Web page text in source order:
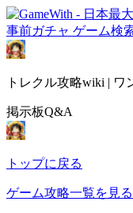
事前ガチャ ゲーム検
トレクル攻略wiki |
掲示板Q&A
トップに戻る
ゲーム攻略一覧を見る